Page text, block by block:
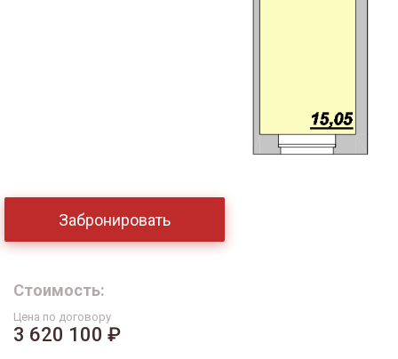
Забронировать
Стоимость:
Цена по договору
3 620 100 ₽